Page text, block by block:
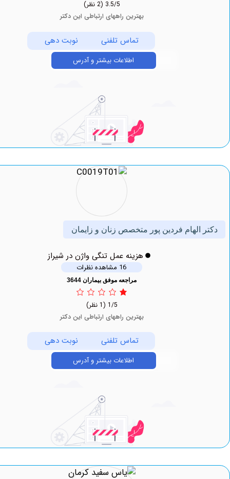
بهترین راههای ارتباطی این دکتر
تماس تلفنی نوبت دهی
اطلاعات بیشتر و آدرس
الهام فردین پور متخصص زنان و زایمان
هزینه عمل تنگی واژن در شیراز
مراجعه موفق بیماران 3644
بهترین راههای ارتباطی این دکتر
تماس تلفنی نوبت دهی
اطلاعات بیشتر و آدرس